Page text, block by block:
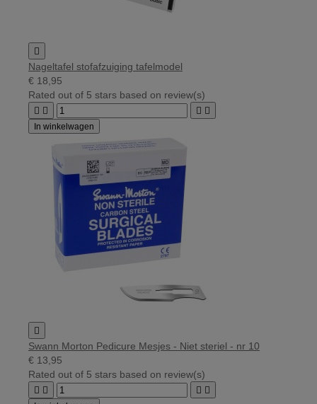

Nageltafel stofafzuiging tafelmodel
€ 18,95
Rated out of 5 stars based on review(s)
   
In winkelwagen

Swann Morton Pedicure Mesjes - Niet steriel - nr 10
€ 13,95
Rated out of 5 stars based on review(s)
   